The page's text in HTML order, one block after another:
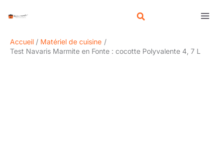
Accueil
Matériel de cuisine
Test Navaris Marmite en Fonte : cocotte Polyvalente 4, 7 L
e
h